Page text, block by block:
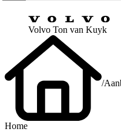
Volvo Ton van Kuyk
Home
/